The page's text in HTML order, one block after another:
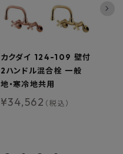
カクダイ 124-109 壁付
2ハンドル混合栓 一般
地・寒冷地共用
¥34,562 （税込）